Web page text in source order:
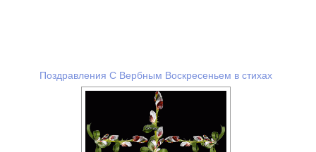
Поздравления С Вербным Воскресеньем в стихах